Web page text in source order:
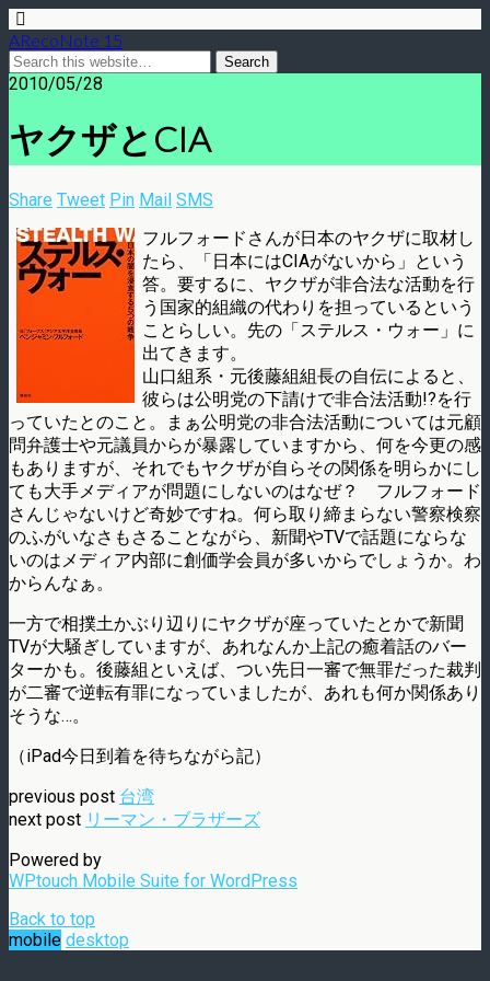
ARecoNote 15
2010/05/28
ヤクザとCIA
Share Tweet Pin Mail SMS
フルフォードさんが日本のヤクザに取材し
たら、「日本にはCIAがないから」という
答。要するに、ヤクザが非合法な活動を行
う国家的組織の代わりを担っているという
ことらしい。先の「ステルス・ウォー」に
出てきます。
山口組系・元後藤組組長の自伝によると、
彼らは公明党の下請けで非合法活動!?を行
っていたとのこと。まぁ公明党の非合法活動については元顧
問弁護士や元議員からが暴露していますから、何を今更の感
もありますが、それでもヤクザが自らその関係を明らかにし
ても大手メディアが問題にしないのはなぜ？ フルフォード
さんじゃないけど奇妙ですね。何ら取り締まらない警察検察
のふがいなさもさることながら、新聞やTVで話題にならな
いのはメディア内部に創価学会員が多いからでしょうか。わ
からんなぁ。
一方で相撲土かぶり辺りにヤクザが座っていたとかで新聞
TVが大騒ぎしていますが、あれなんか上記の癒着話のバー
ターかも。後藤組といえば、つい先日一審で無罪だった裁判
が二審で逆転有罪になっていましたが、あれも何か関係あり
そうな…。
（iPad今日到着を待ちながら記）
previous post 台湾
next post リーマン・ブラザーズ
Powered by
WPtouch Mobile Suite for WordPress
Back to top
mobile desktop